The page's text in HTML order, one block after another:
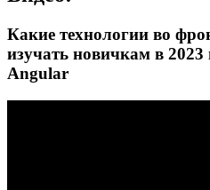
Какие технологии во
изучать новичкам в 2023
Angular